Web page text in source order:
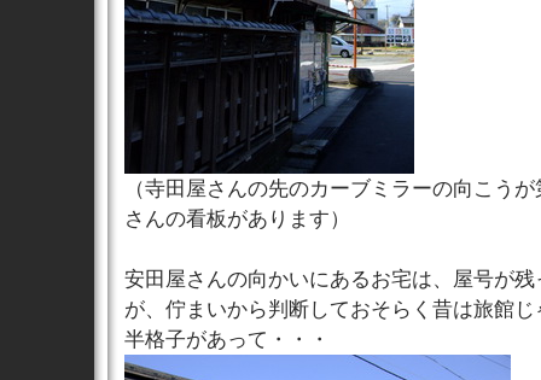
（寺田屋さんの先のカーブミラーの向こう
さんの看板があります）
安田屋さんの向かいにあるお宅は、屋号が
が、佇まいから判断しておそらく昔は旅館
半格子があって・・・